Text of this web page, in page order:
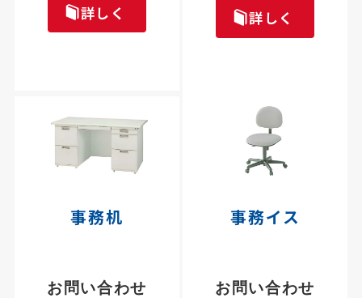
詳しく 詳しく
事務机
お問い合わせ
事務イス
お問い合わせ